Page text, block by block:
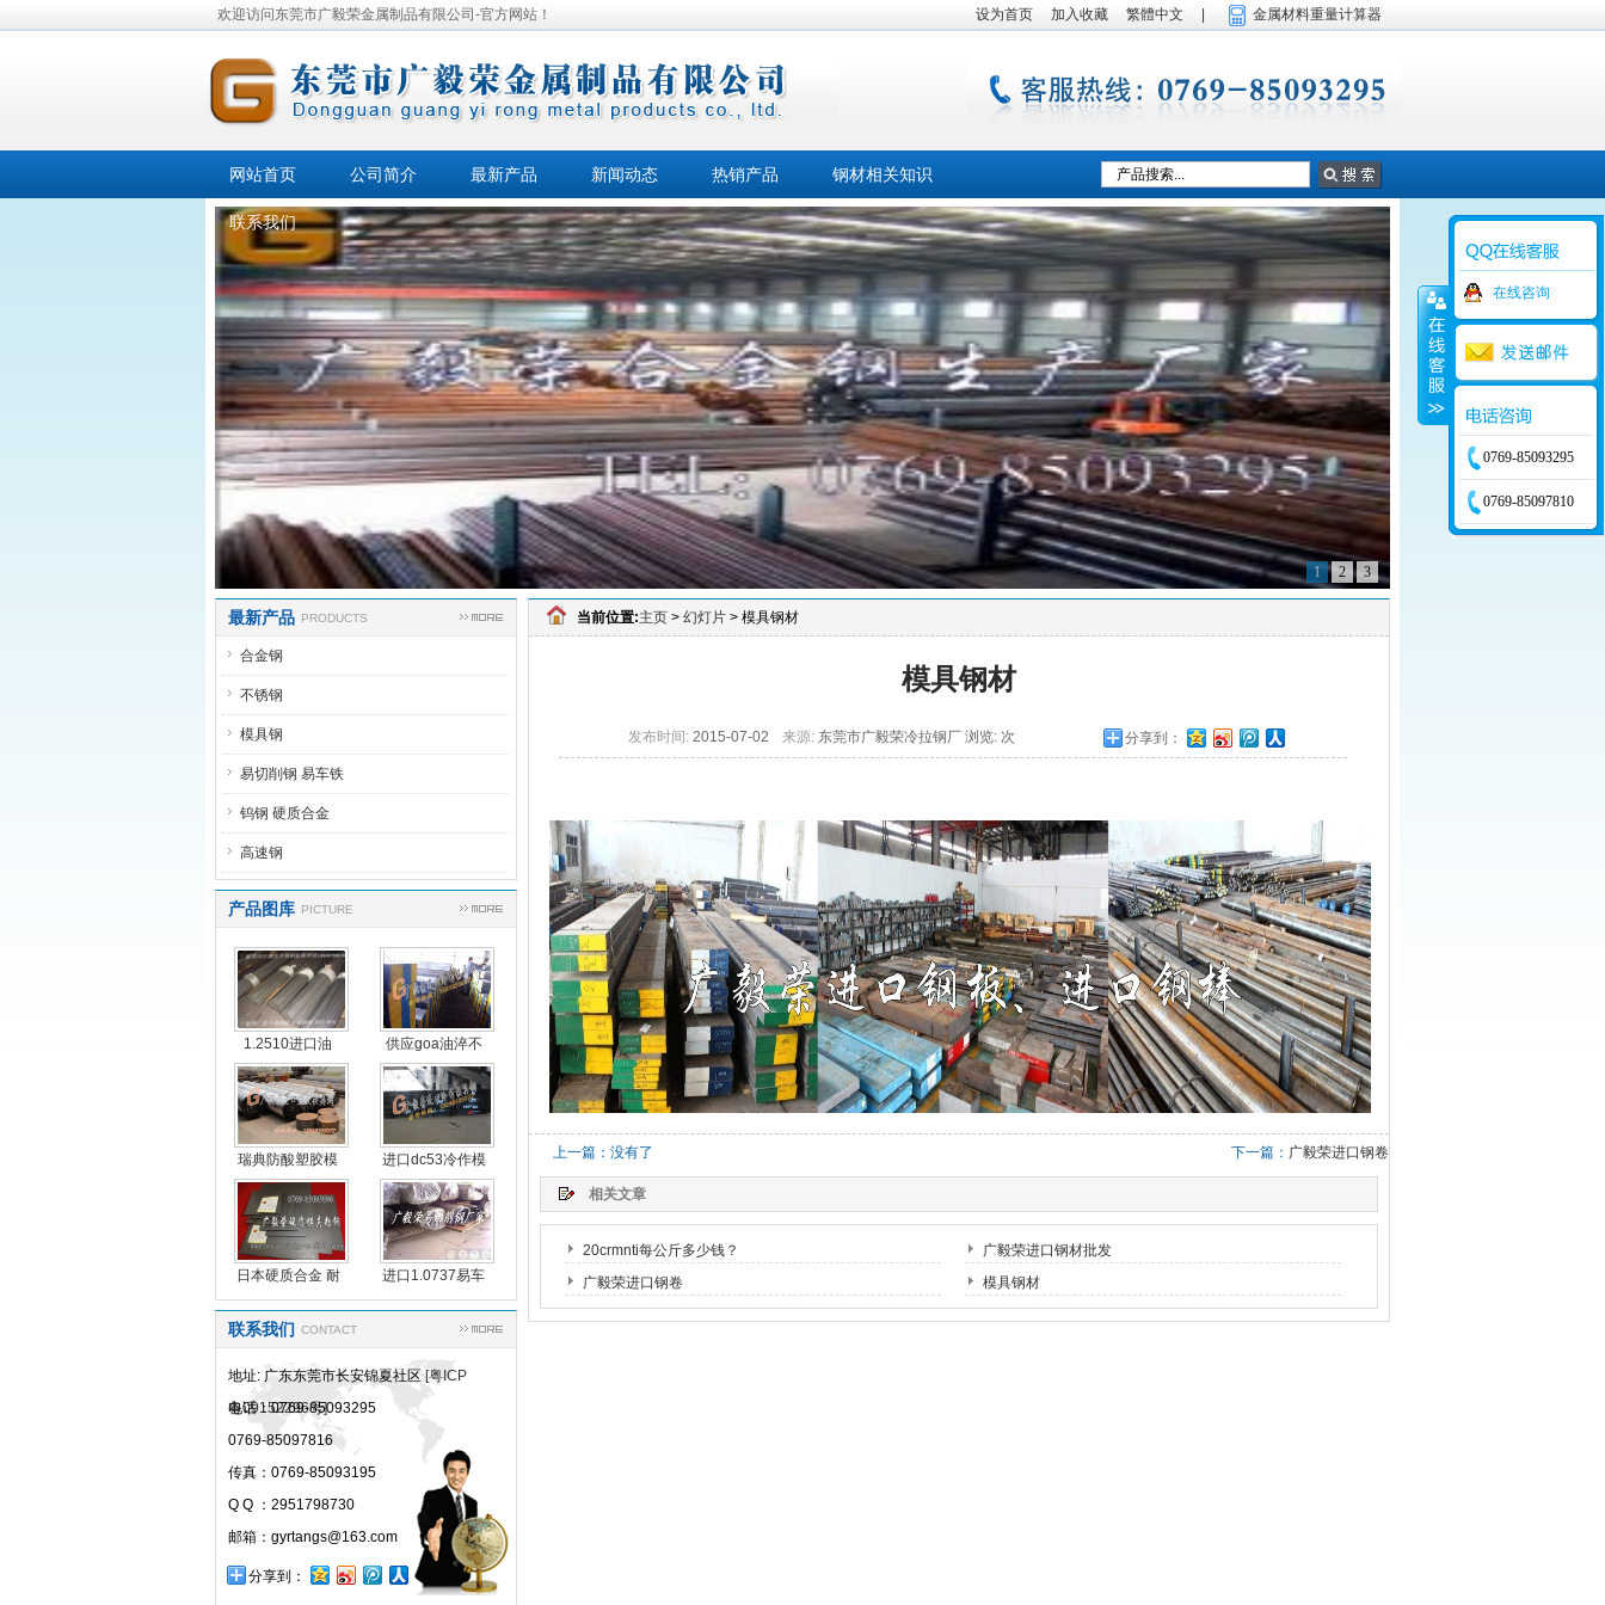
欢迎访问东莞市广毅荣金属制品有限公司-官方网站！ 设为首页 加入收藏 繁體中文 金属材料重量计算器
网站首页 公司简介 最新产品 新闻动态 热销产品 钢材相关知识
联系我们
1 2 3
最新产品 PRODUCTS
合金钢
不锈钢
模具钢
易切削钢 易车铁
钨钢 硬质合金
高速钢
产品图库 PICTURE
1.2510进口油
钢，
供应goa油淬不
变
瑞典防酸塑胶模
具
进口dc53冷作模
具
日本硬质合金 耐
进口1.0737易车
方
联系我们 CONTACT
地址: 广东东莞市长安锦夏社区[粤ICP
备09152296号]
电话：0769-85093295
0769-85097816
传真：0769-85093195
Q Q ：2951798730
邮箱：gyrtangs@163.com
分享到：
当前位置:主页 > 幻灯片 > 模具钢材
模具钢材
发布时间: 2015-07-02 来源: 东莞市广毅荣冷拉钢厂 浏览: 次 分享到：
上一篇：没有了 下一篇： 广毅荣进口钢卷
相关文章
20crmnti每公斤多少钱？
广毅荣进口钢材批发
广毅荣进口钢卷
模具钢材
在线咨询
0769-85093295
0769-85097810